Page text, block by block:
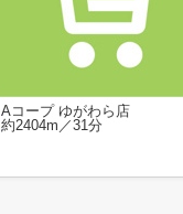
Aコープ ゆがわら店
約2404m／31分